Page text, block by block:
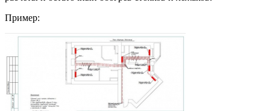
Пример: